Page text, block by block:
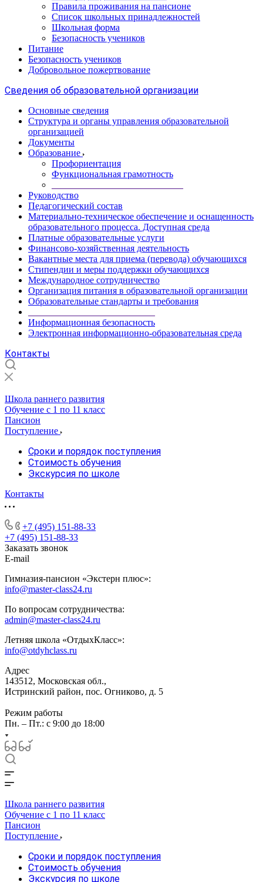
Правила проживания на пансионе
Список школьных принадлежностей
Школьная форма
Безопасность учеников
Питание
Безопасность учеников
Добровольное пожертвование
Сведения об образовательной организации
Основные сведения
Структура и органы управления образовательной
организацией
Документы
Образование
Профориентация
Функциональная грамотность
Руководство
Педагогический состав
Материально-техническое обеспечение и оснащенность
образовательного процесса. Доступная среда
Платные образовательные услуги
Финансово-хозяйственная деятельность
Вакантные места для приема (перевода) обучающихся
Стипендии и меры поддержки обучающихся
Международное сотрудничество
Организация питания в образовательной организации
Образовательные стандарты и требования
Информационная безопасность
Электронная информационно-образовательная среда
Контакты
Школа раннего развития
Обучение с 1 по 11 класс
Пансион
Поступление
Сроки и порядок поступления
Стоимость обучения
Экскурсия по школе
Контакты
+7 (495) 151-88-33
+7 (495) 151-88-33
Заказать звонок
E-mail
Гимназия-пансион «Экстерн плюс»:
info@master-class24.ru
По вопросам сотрудничества:
admin@master-class24.ru
Летняя школа «ОтдыхКласс»:
info@otdyhclass.ru
Адрес
143512, Московская обл.,
Истринский район, пос. Огниково, д. 5
Режим работы
Пн. – Пт.: с 9:00 до 18:00
Школа раннего развития
Обучение с 1 по 11 класс
Пансион
Поступление
Сроки и порядок поступления
Стоимость обучения
Экскурсия по школе